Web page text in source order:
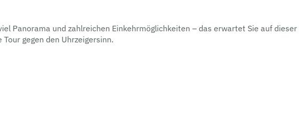
Panorama und zahl­reichen Einkehrmöglichkeiten – das erwartet Sie auf
gegen den Uhrzeigersinn.